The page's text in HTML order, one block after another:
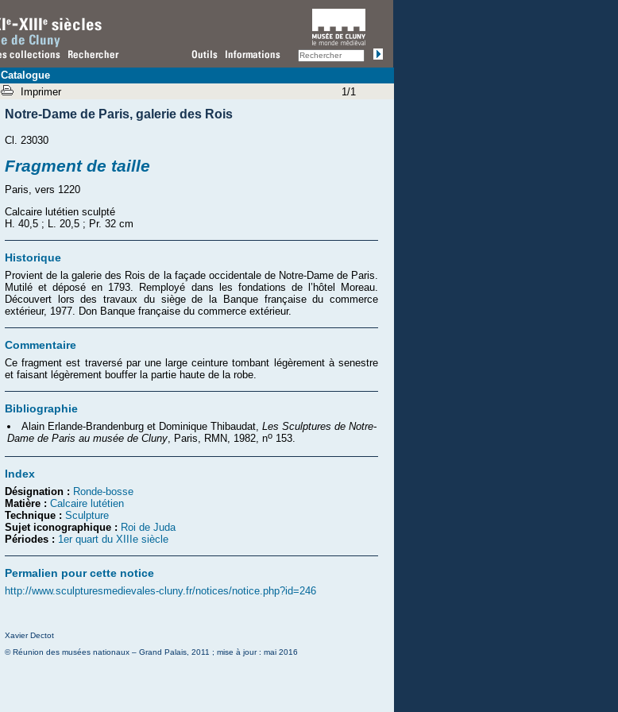
Notre-Dame de Paris, galerie des Rois
Cl. 23030
Fragment de taille
Paris, vers 1220
Calcaire lutétien sculpté
H. 40,5 ; L. 20,5 ; Pr. 32 cm
Historique
Provient de la galerie des Rois de la façade occidentale de Notre-Dame de Paris.
Mutilé et déposé en 1793. Remployé dans les fondations de l’hôtel Moreau.
Découvert lors des travaux du siège de la Banque française du commerce
extérieur, 1977. Don Banque française du commerce extérieur.
Commentaire
Ce fragment est traversé par une large ceinture tombant légèrement à senestre
et faisant légèrement bouffer la partie haute de la robe.
Bibliographie
Alain Erlande-Brandenburg et Dominique Thibaudat, Les Sculptures de Notre-
Dame de Paris au musée de Cluny , Paris, RMN, 1982, no 153.
Index
Désignation : Ronde-bosse
Matière : Calcaire lutétien
Technique : Sculpture
Sujet iconographique : Roi de Juda
Périodes : 1er quart du XIIIe siècle
Permalien pour cette notice
http://www.sculpturesmedievales-cluny.fr/notices/notice.php?id=246
Xavier Dectot
© Réunion des musées nationaux – Grand Palais, 2011 ; mise à jour : mai 2016
Catalogue
Imprimer
1/1